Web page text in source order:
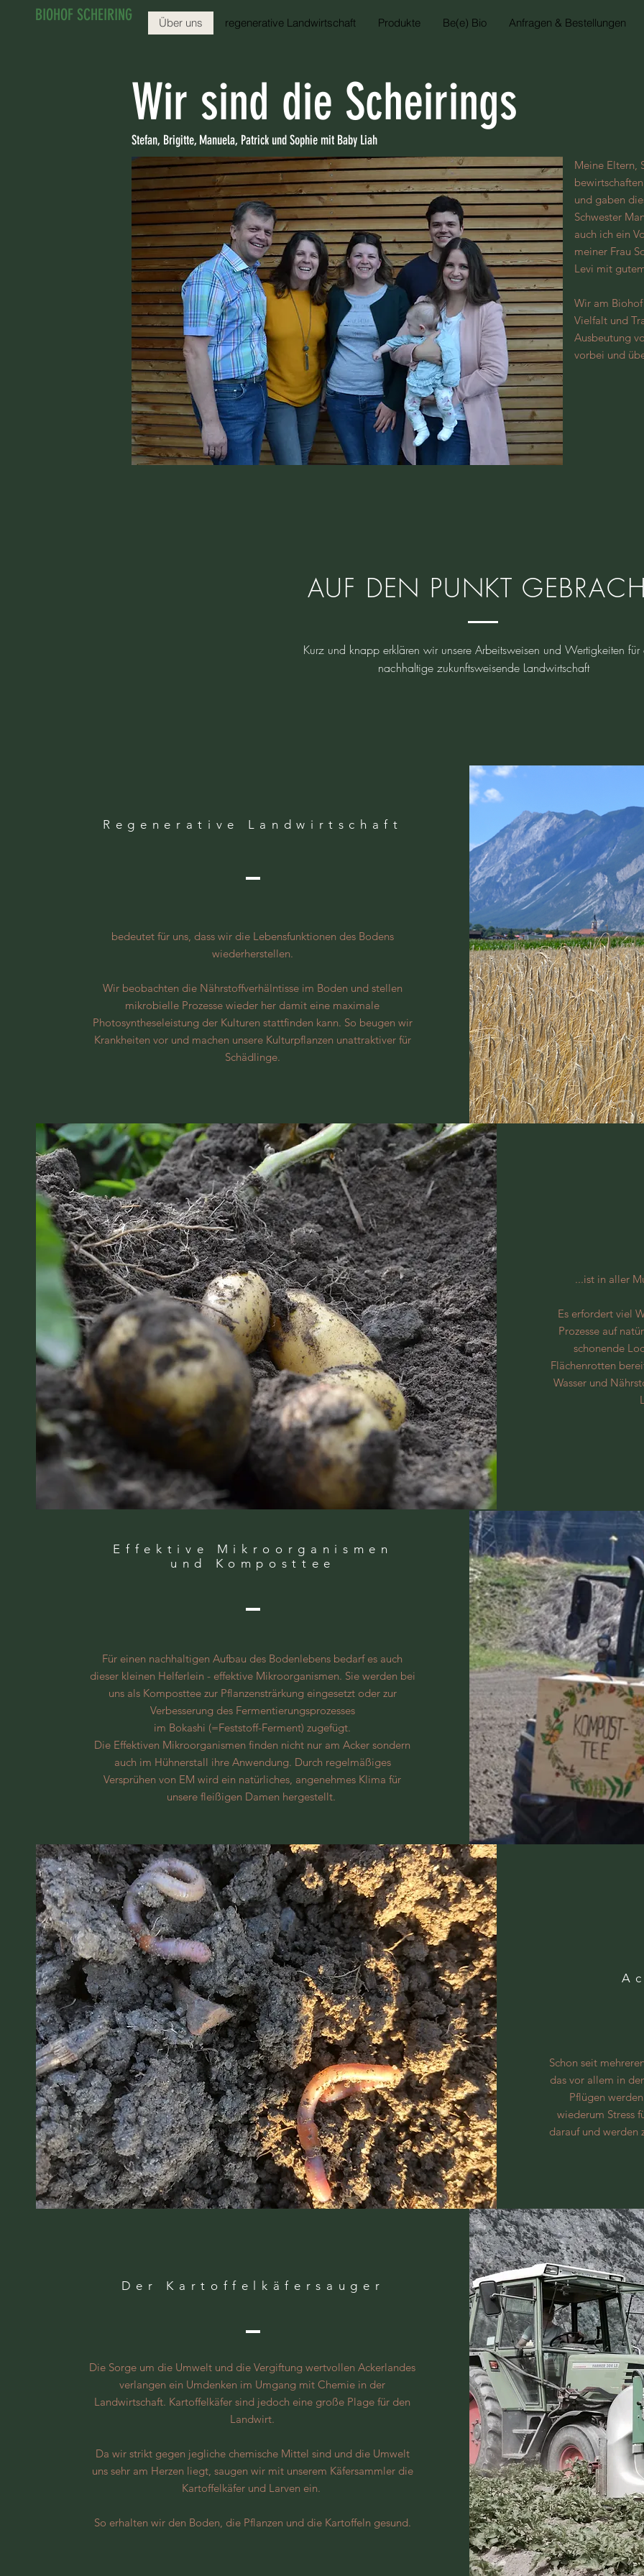
BIOHOF SCHEIRING Über uns regenerative Landwirtschaft Produkte Be(e) Bio Anfragen & Bestellungen
Wir sind die Scheirings
Stefan, Brigitte, Manuela, Patrick und Sophie mit Baby Liah
Meine Eltern,
und gaben
Schwester
auch ich ein
meiner Frau
Levi mit
Wir am
Vielfalt und
Ausbeutung
vorbei und
AUF DEN PUNKT
Kurz und knapp erklären wir unsere Arbeitsweisen und Wertigkeiten für
nachhaltige zukunftsweisende Landwirtschaft
Regenerative Landwirtschaft
bedeutet für uns, dass wir die Lebensfunktionen des Bodens
wiederherstellen.
Wir beobachten die Nährstoffverhälntisse im Boden und stellen
mikrobielle Prozesse wieder her damit eine maximale
Photosyntheseleistung der Kulturen stattfinden kann. So beugen wir
Krankheiten vor und machen unsere Kulturpflanzen unattraktiver für
Schädlinge.
...ist in aller
Es erfordert viel
Prozesse auf
schonende
Flächenrotten
Wasser und
Effektive Mikroorganismen
und Komposttee
Für einen nachhaltigen Aufbau des Bodenlebens bedarf es auch
dieser kleinen Helferlein - effektive Mikroorganismen. Sie werden bei
uns als Komposttee zur Pflanzensträrkung eingesetzt oder zur
Verbesserung des Fermentierungsprozesses
im Bokashi (=Feststoff-Ferment) zugefügt.
Die Effektiven Mikroorganismen finden nicht nur am Acker sondern
auch im Hühnerstall ihre Anwendung. Durch regelmäßiges
Versprühen von EM wird ein natürliches, angenehmes Klima für
unsere fleißigen Damen hergestellt.
Schon seit
das vor allem in
Pflügen
wiederum Stress
darauf und werden
Der Kartoffelkäfersauger
Die Sorge um die Umwelt und die Vergiftung wertvollen Ackerlandes
verlangen ein Umdenken im Umgang mit Chemie in der
Landwirtschaft. Kartoffelkäfer sind jedoch eine große Plage für den
Landwirt.
Da wir strikt gegen jegliche chemische Mittel sind und die Umwelt
uns sehr am Herzen liegt, saugen wir mit unserem Käfersammler die
Kartoffelkäfer und Larven ein.
So erhalten wir den Boden, die Pflanzen und die Kartoffeln gesund.